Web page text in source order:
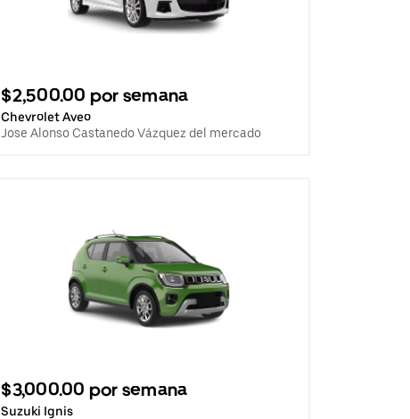
$2,500.00 por semana
Chevrolet Aveo
Jose Alonso Castanedo Vázquez del mercado
$3,000.00 por semana
Suzuki Ignis